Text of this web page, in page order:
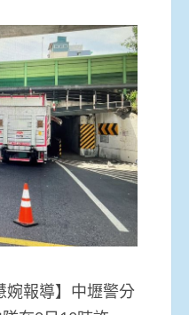
婉報導】中壢警分